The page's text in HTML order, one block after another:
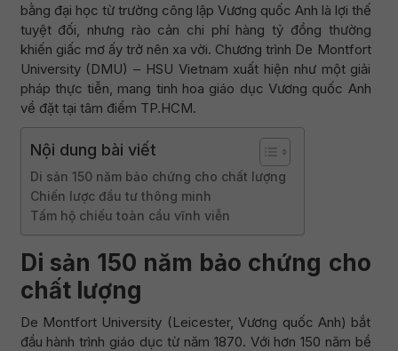
bằng đại học từ trường công lập Vương quốc Anh là lợi thế
tuyệt đối, nhưng rào cản chi phí hàng tỷ đồng thường
khiến giấc mơ ấy trở nên xa vời. Chương trình De Montfort
University (DMU) – HSU Vietnam xuất hiện như một giải
pháp thực tiễn, mang tinh hoa giáo dục Vương quốc Anh
về đặt tại tâm điểm TP.HCM.
Nội dung bài viết
Di sản 150 năm bảo chứng cho chất lượng
Chiến lược đầu tư thông minh
Tấm hộ chiếu toàn cầu vĩnh viễn
Di sản 150 năm bảo chứng cho
chất lượng
De Montfort University (Leicester, Vương quốc Anh) bắt
đầu hành trình giáo dục từ năm 1870. Với hơn 150 năm bề